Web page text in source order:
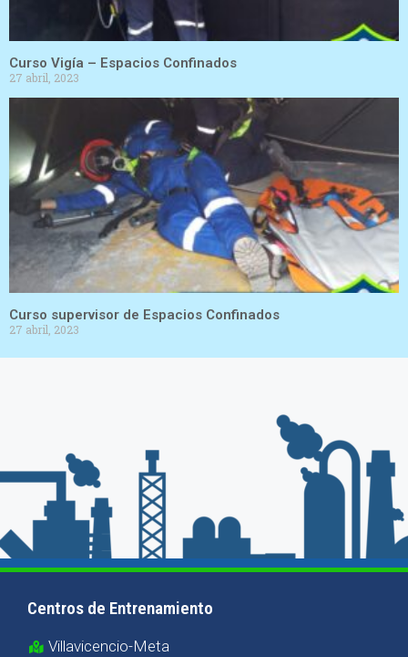
Curso Vigía – Espacios Confinados
27 abril, 2023
Curso supervisor de Espacios Confinados
27 abril, 2023
Centros de Entrenamiento
Villavicencio-Meta